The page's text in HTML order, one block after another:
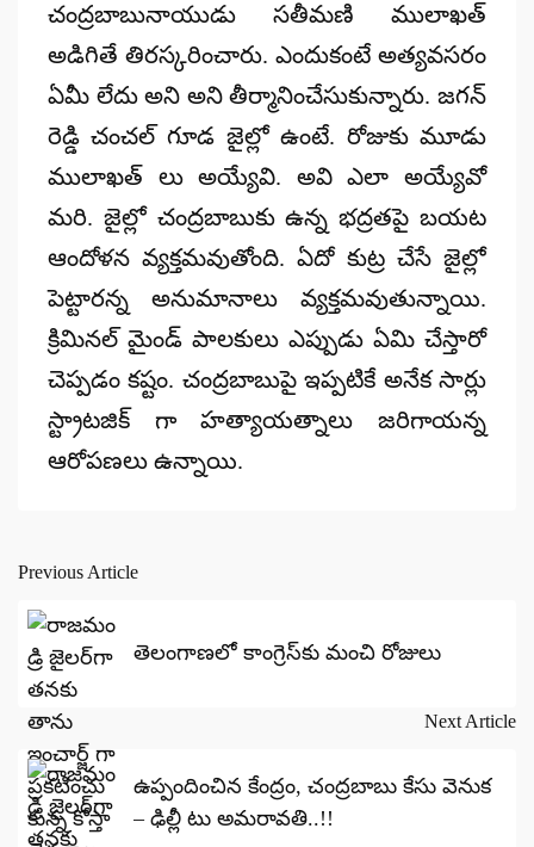
చంద్రబాబునాయుడు సతీమణి ములాఖత్
అడిగితే తిరస్కరించారు. ఎందుకంటే అత్యవసరం
ఏమీ లేదు అని అని తీర్మానించేసుకున్నారు. జగన్
రెడ్డి చంచల్ గూడ జైల్లో ఉంటే. రోజుకు మూడు
ములాఖత్ లు అయ్యేవి. అవి ఎలా అయ్యేవో
మరి. జైల్లో చంద్రబాబుకు ఉన్న భద్రతపై బయట
ఆందోళన వ్యక్తమవుతోంది. ఏదో కుట్ర చేసే జైల్లో
పెట్టారన్న అనుమానాలు వ్యక్తమవుతున్నాయి.
క్రిమినల్ మైండ్ పాలకులు ఎప్పుడు ఏమి చేస్తారో
చెప్పడం కష్టం. చంద్రబాబుపై ఇప్పటికే అనేక సార్లు
స్ట్రాటజిక్ గా హత్యాయత్నాలు జరిగాయన్న
ఆరోపణలు ఉన్నాయి.
Post
navigation
Previous Article
తెలంగాణలో కాంగ్రెస్‌కు మంచి రోజులు
Next Article
ఉప్పందించిన కేంద్రం, చంద్రబాబు కేసు వెనుక
– ఢిల్లీ టు అమరావతి..!!